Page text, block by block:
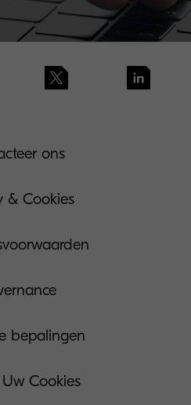
ons
& Cookies
bepalingen
Cookies